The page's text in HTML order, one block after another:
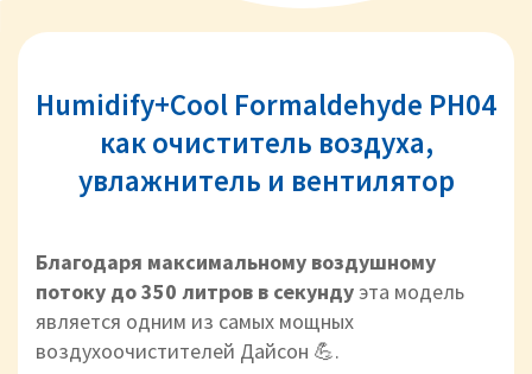
Humidify+Cool Formaldehyde PH04
как очиститель воздуха,
увлажнитель и вентилятор
Благодаря максимальному воздушному
потоку до 350 литров в секундуэта модель
является одним из самых мощных
воздухоочистителей Дайсон 💪.